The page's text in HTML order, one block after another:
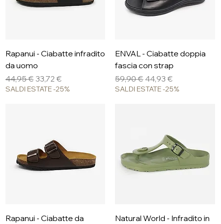
Rapanui - Ciabatte infradito
da uomo
Prezzo regolare
44,95 € Prezzo scontato
33,72 €
SALDI ESTATE -25%
ENVAL - Ciabatte doppia
fascia con strap
Prezzo regolare
59,90 €Prezzo scontato
44,93 €
SALDI ESTATE -25%
Rapanui - Ciabatte da
Natural World - Infradito in